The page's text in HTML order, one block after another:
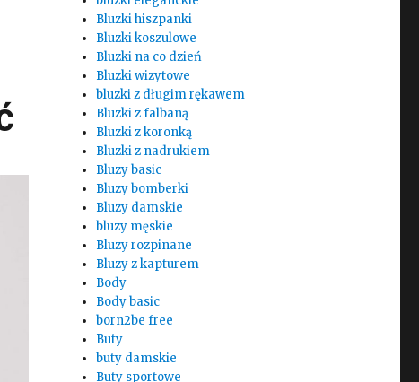
Bluzki hiszpanki
Bluzki koszulowe
Bluzki na co dzień
Bluzki wizytowe
bluzki z długim rękawem
Bluzki z falbaną
Bluzki z koronką
Bluzki z nadrukiem
Bluzy basic
Bluzy bomberki
Bluzy damskie
bluzy męskie
Bluzy rozpinane
Bluzy z kapturem
Body
Body basic
born2be free
Buty
buty damskie
Buty sportowe